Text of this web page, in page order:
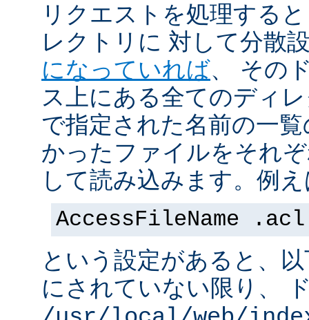
リクエストを処理する
レクトリに 対して分散
になっていれば、 その
ス上にある全てのディ
で指定された名前の一
かったファイルをそれ
して読み込みます。例
AccessFileName .acl
という設定があると、
にされていない限り、